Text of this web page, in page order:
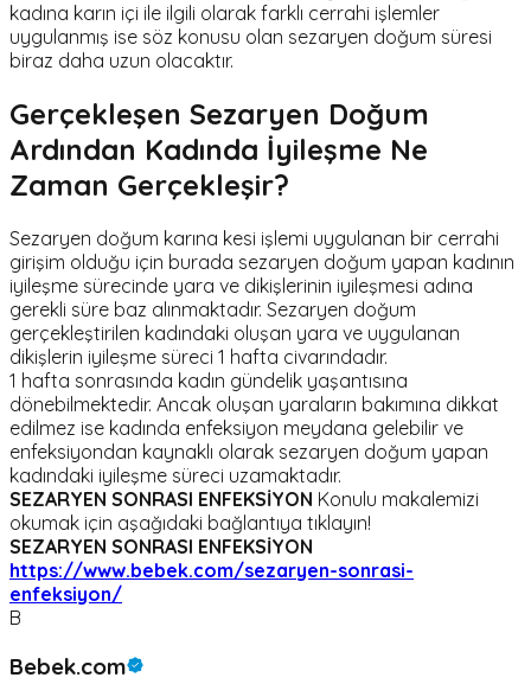
kadına karın içi ile ilgili olarak farklı cerrahi işlemler
uygulanmış ise söz konusu olan sezaryen doğum süresi
biraz daha uzun olacaktır.
Gerçekleşen Sezaryen Doğum
Ardından Kadında İyileşme Ne
Zaman Gerçekleşir?
Sezaryen doğum karına kesi işlemi uygulanan bir cerrahi
girişim olduğu için burada sezaryen doğum yapan kadının
iyileşme sürecinde yara ve dikişlerinin iyileşmesi adına
gerekli süre baz alınmaktadır. Sezaryen doğum
gerçekleştirilen kadındaki oluşan yara ve uygulanan
dikişlerin iyileşme süreci 1 hafta civarındadır.
1 hafta sonrasında kadın gündelik yaşantısına
dönebilmektedir. Ancak oluşan yaraların bakımına dikkat
edilmez ise kadında enfeksiyon meydana gelebilir ve
enfeksiyondan kaynaklı olarak sezaryen doğum yapan
kadındaki iyileşme süreci uzamaktadır.
SEZARYEN SONRASI ENFEKSİYON Konulu makalemizi
okumak için aşağıdaki bağlantıya tıklayın!
SEZARYEN SONRASI ENFEKSİYON
https://www.bebek.com/sezaryen-sonrasi-
enfeksiyon/
B
Bebek.com